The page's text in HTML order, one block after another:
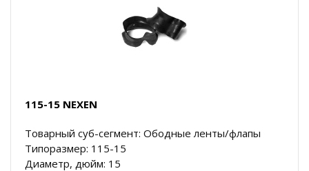
115-15 NEXEN
Товарный суб-сегмент: Ободные ленты/флапы
Типоразмер: 115-15
Диаметр, дюйм: 15